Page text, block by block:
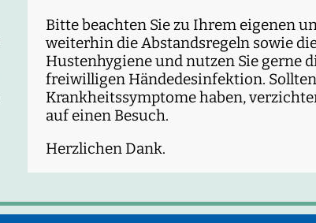
Bitte beachten Sie zu Ihrem eigenen
weiterhin die Abstandsregeln sowie
Hustenhygiene und nutzen Sie gerne
freiwilligen Händedesinfektion.
Krankheitssymptome haben,
auf einen Besuch.
Herzlichen Dank.